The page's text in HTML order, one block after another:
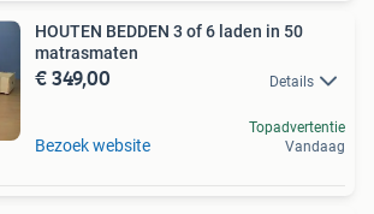
HOUTEN BEDDEN 3 of 6 laden in 50
matrasmaten
€ 349,00 Details
Bezoek website
Topadvertentie
Vandaag